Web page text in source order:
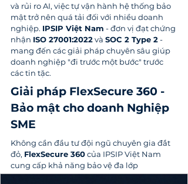
và rủi ro AI, việc tự vận hành hệ thống bảo
mật trở nên quá tải đối với nhiều doanh
nghiệp. IPSIP Việt Nam - đơn vị đạt chứng
nhận ISO 27001:2022 và SOC 2 Type 2 -
mang đến các giải pháp chuyên sâu giúp
doanh nghiệp "đi trước một bước" trước
các tin tặc.
Giải pháp FlexSecure 360 -
Bảo mật cho doanh Nghiệp
SME
Không cần đầu tư đội ngũ chuyên gia đắt
đỏ, FlexSecure 360 của IPSIP Việt Nam
cung cấp khả năng bảo vệ đa lớp